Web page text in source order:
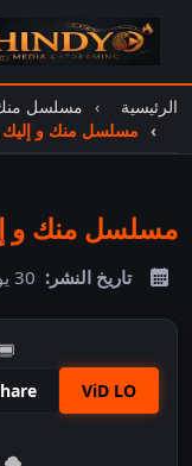
الرئيسية
مسلسل
مسلسل منك و إليك
مسلسل منك و
تاريخ النشر: 30 يونيو 2026
ViD LO